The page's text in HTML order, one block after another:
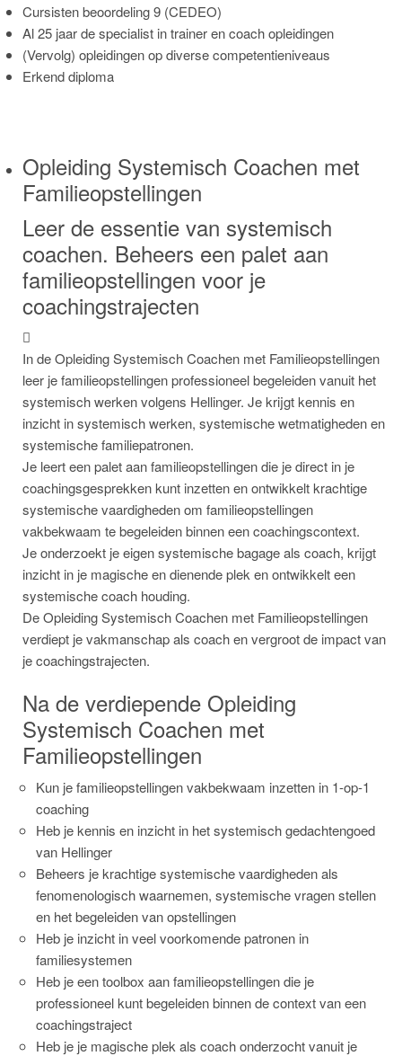
Cursisten beoordeling 9 (CEDEO)
Al 25 jaar de specialist in trainer en coach opleidingen
(Vervolg) opleidingen op diverse competentieniveaus
Erkend diploma
Opleiding Systemisch Coachen met
Familieopstellingen
Leer de essentie van systemisch
coachen. Beheers een palet aan
familieopstellingen voor je
coachingstrajecten
In de Opleiding Systemisch Coachen met Familieopstellingen
leer je familieopstellingen professioneel begeleiden vanuit het
systemisch werken volgens Hellinger. Je krijgt kennis en
inzicht in systemisch werken, systemische wetmatigheden en
systemische familiepatronen.
Je leert een palet aan familieopstellingen die je direct in je
coachingsgesprekken kunt inzetten en ontwikkelt krachtige
systemische vaardigheden om familieopstellingen
vakbekwaam te begeleiden binnen een coachingscontext.
Je onderzoekt je eigen systemische bagage als coach, krijgt
inzicht in je magische en dienende plek en ontwikkelt een
systemische coach houding.
De Opleiding Systemisch Coachen met Familieopstellingen
verdiept je vakmanschap als coach en vergroot de impact van
je coachingstrajecten.
Na de verdiepende Opleiding
Systemisch Coachen met
Familieopstellingen
Kun je familieopstellingen vakbekwaam inzetten in 1-op-1
coaching
Heb je kennis en inzicht in het systemisch gedachtengoed
van Hellinger
Beheers je krachtige systemische vaardigheden als
fenomenologisch waarnemen, systemische vragen stellen
en het begeleiden van opstellingen
Heb je inzicht in veel voorkomende patronen in
familiesystemen
Heb je een toolbox aan familieopstellingen die je
professioneel kunt begeleiden binnen de context van een
coachingstraject
Heb je je magische plek als coach onderzocht vanuit je